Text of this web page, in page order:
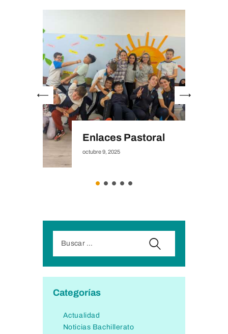
Enlaces Pastoral
octubre 9, 2025
Categorías
Actualidad
Noticias Bachillerato